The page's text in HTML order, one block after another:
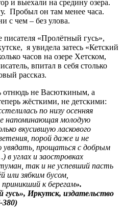
и выехали на средину озера.
Пробыл он там менее часа.
с чем – без улова.
«Пролётный гусь»,
я увидела затесь «Кетский
часов на озере Хетском,
впитал в себя столько
рассказ.
отнюдь не Васюткиным, а
жёсткими, не детскими:
по низу осенняя
напоминающая молодую
вкусившую ласкового
порой даже и не
прощаться с добрым
углах и заостровках
так и не успевший пасть
или зябким бусом,
к берегам».
Иркутск, издательство
380)